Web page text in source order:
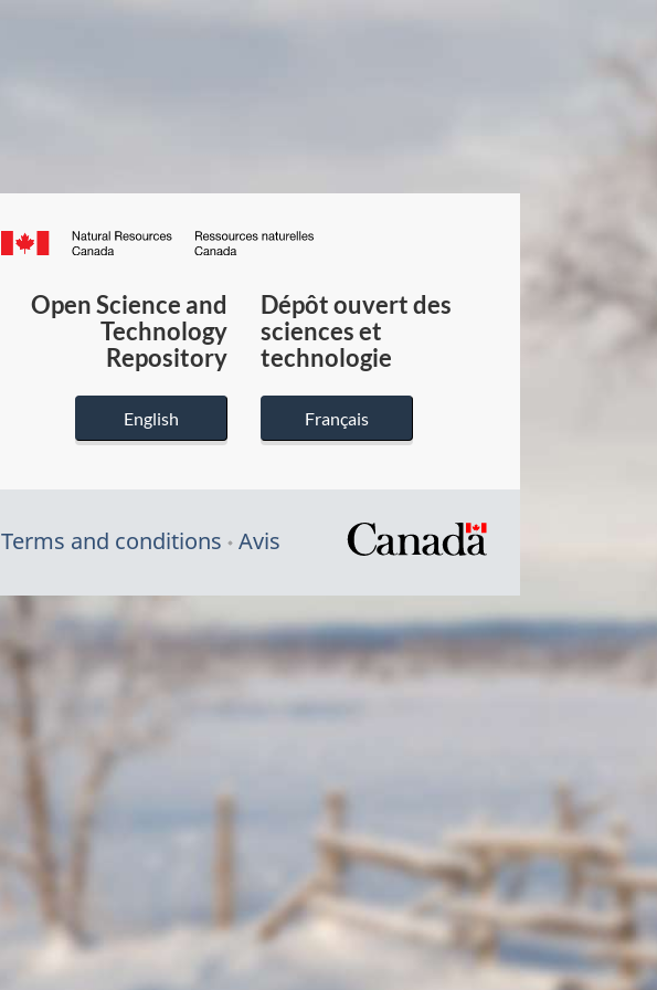
Canada.ca
du
Canada
Open Science and
Technology
Repository
English
Dépôt ouvert des
sciences et
technologie
Français
Terms and conditions Avis
/
du
gouvernement
du